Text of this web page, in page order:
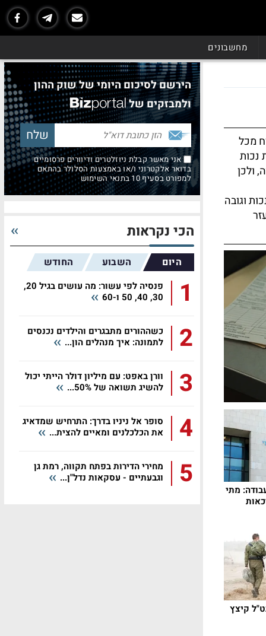
מחשבונים
מכל
נכות
ולכן
וגובה
מתי
קיצץ
הירשם לסיכום היומי של שוק ההון
ולמבזקים של
אני מאשר קבלת ניוזלטרים ודיוורים פרסומיים
בדואר אלקטרוני ו/או באמצעות הסלולר בהתאם
למפורט בסעיף 10 בתנאי השימוש
הכי נקראות
היום השבוע החודש
1
פנסיה לפי עשור: מה עושים בגיל 20,
30, 40, 50 ו-60
2
כשההורים מתבגרים והילדים נכנסים
לתמונה: איך מנהלים הון...
3
וורן באפט: עם מיליון דולר הייתי יכול
להשיג תשואה של 50%...
4
סופר אל ניניו בדרך: התרחיש שמדאיג
את הכלכלנים ומאיים להצית...
5
מחירי הדירות בפתח תקווה, רמת גן
וגבעתיים - עסקאות נדל"ן...